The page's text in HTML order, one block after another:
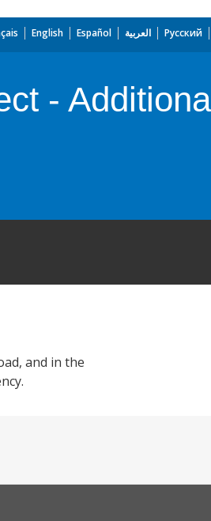
English Español العربية Русский
-
and in the